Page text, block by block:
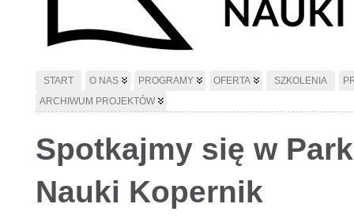
START O NAS PROGRAMY OFERTA SZKOLENIA
ARCHIWUM PROJEKTÓW
Spotkajmy się w
Nauki Kopernik